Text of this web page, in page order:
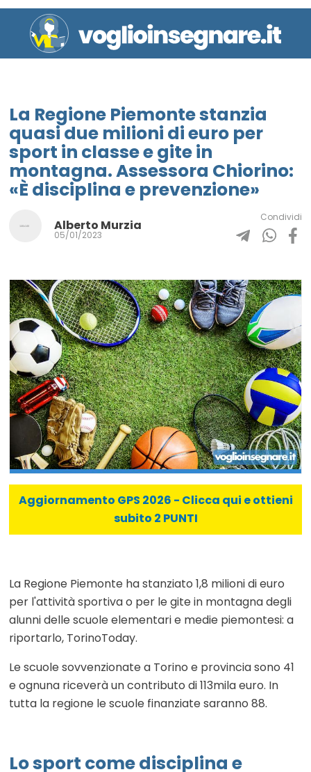
La Regione Piemonte stanzia
quasi due milioni di euro per
sport in classe e gite in
montagna. Assessora Chiorino:
«È disciplina e prevenzione»
Alberto Murzia
05/01/2023
Condividi
Aggiornamento GPS 2026 - Clicca qui e ottieni
subito 2 PUNTI
La Regione Piemonte ha stanziato 1,8 milioni di euro
per l'attività sportiva o per le gite in montagna degli
alunni delle scuole elementari e medie piemontesi: a
riportarlo, TorinoToday.
Le scuole sovvenzionate a Torino e provincia sono 41
e ognuna riceverà un contributo di 113mila euro. In
tutta la regione le scuole finanziate saranno 88.
Lo sport come disciplina e